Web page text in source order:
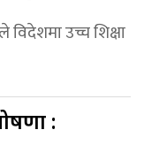
उच्च शिक्षा
: